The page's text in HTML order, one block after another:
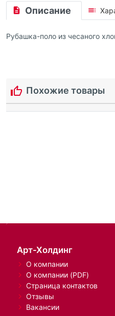
Описание
Рубашка-поло из чесаного
Похожие товары
Арт-Холдинг
О компании
О компании (PDF)
Страница контактов
Отзывы
Вакансии